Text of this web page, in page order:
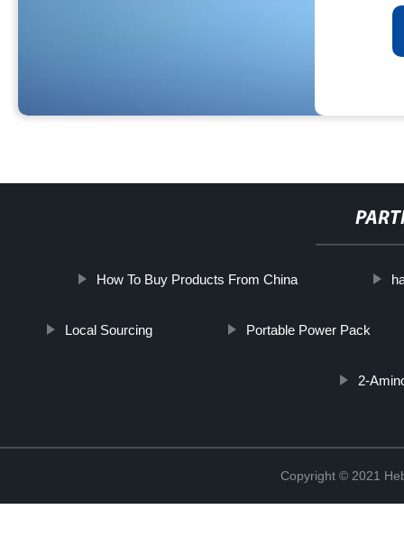
How To Buy Products From China
Local Sourcing Portable Power Pack
2-
Copyright © 2021